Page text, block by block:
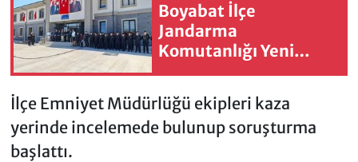
Boyabat İlçe
Jandarma
Komutanlığı Yeni
Hizmet Binası Törenle
Açıldı
İlçe Emniyet Müdürlüğü ekipleri kaza
yerinde incelemede bulunup soruşturma
başlattı.